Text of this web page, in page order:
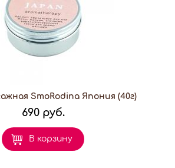
SmoRodina Япония (40г)
690 руб.
В корзину